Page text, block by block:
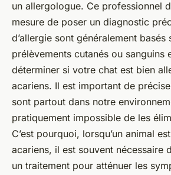
un allergologue. Ce professionnel
mesure de poser un diagnostic
d’allergie sont généralement basés
prélèvements cutanés ou sanguins
déterminer si votre chat est bien
acariens. Il est important de
sont partout dans notre
pratiquement impossible de les
C’est pourquoi, lorsqu’un animal
acariens, il est souvent nécessaire
un traitement pour atténuer les